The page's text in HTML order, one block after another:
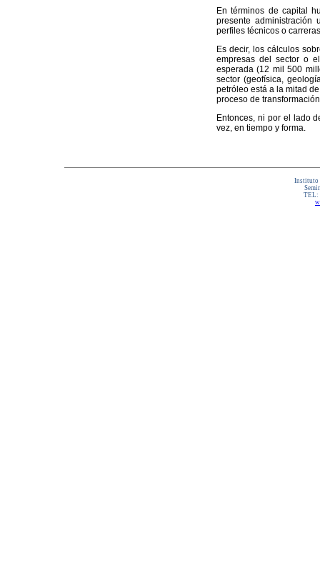
En términos de capital
presente administración
perfiles técnicos o
Es decir, los cálculos
empresas del sector o
esperada (12 mil 500
sector (geofísica,
petróleo está a la mitad
proceso de
Entonces, ni por el lado
vez, en tiempo y forma.
Instituto
TEL: